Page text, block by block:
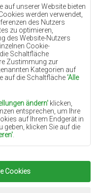
auf unserer Website bieten
werden verwendet,
des Nutzers
zu optimieren,
des Website-Nutzers
Cookie-
Schaltfläche
Zustimmung zur
Kategorien auf
auf die Schaltfläche 'Alle
ändern' klicken,
entsprechen, um Ihre
auf Ihrem Endgerät in
geben, klicken Sie auf die
Interesse des
oder Dritter in Form der
auf unserer
des Datenverwalters und
CookiesAlle Rechte